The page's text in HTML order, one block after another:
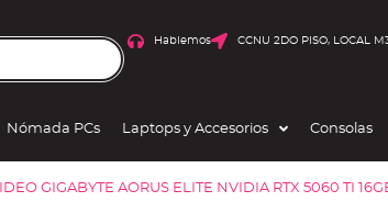
Hablemos CCNU 2DO PISO, LOCAL
Nómada PCs Laptops y Accesorios Consolas
GIGABYTE AORUS ELITE NVIDIA RTX 5060 TI